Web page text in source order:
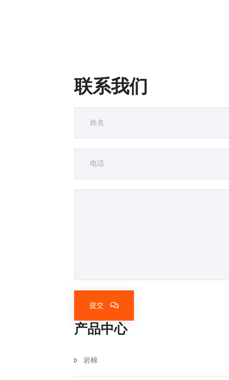
联系我们
提交
产品中心
岩棉